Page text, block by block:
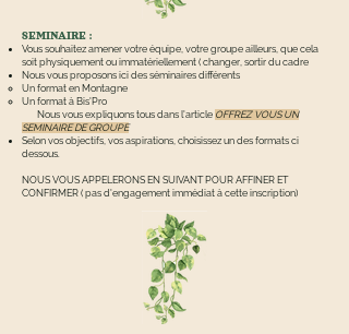
SEMINAIRE :
Vous souhaitez amener votre équipe, votre groupe ailleurs, que cela
soit physiquement ou immatériellement ( changer, sortir du cadre
Nous vous proposons ici des séminaires différents
Un format en Montagne ​
Un format à Bis'Pro
Nous vous expliquons tous dans l'article OFFREZ VOUS UN
SEMINAIRE DE GROUPE
Selon vos objectifs, vos aspirations, choisissez un des formats ci
dessous.
NOUS VOUS APPELERONS EN SUIVANT POUR AFFINER ET
CONFIRMER ( pas d'engagement immédiat à cette inscription)​